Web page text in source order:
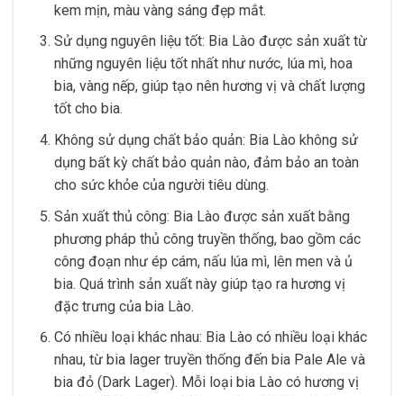
kem mịn, màu vàng sáng đẹp mắt.
Sử dụng nguyên liệu tốt: Bia Lào được sản xuất từ
những nguyên liệu tốt nhất như nước, lúa mì, hoa
bia, vàng nếp, giúp tạo nên hương vị và chất lượng
tốt cho bia.
Không sử dụng chất bảo quản: Bia Lào không sử
dụng bất kỳ chất bảo quản nào, đảm bảo an toàn
cho sức khỏe của người tiêu dùng.
Sản xuất thủ công: Bia Lào được sản xuất bằng
phương pháp thủ công truyền thống, bao gồm các
công đoạn như ép cám, nấu lúa mì, lên men và ủ
bia. Quá trình sản xuất này giúp tạo ra hương vị
đặc trưng của bia Lào.
Có nhiều loại khác nhau: Bia Lào có nhiều loại khác
nhau, từ bia lager truyền thống đến bia Pale Ale và
bia đỏ (Dark Lager). Mỗi loại bia Lào có hương vị